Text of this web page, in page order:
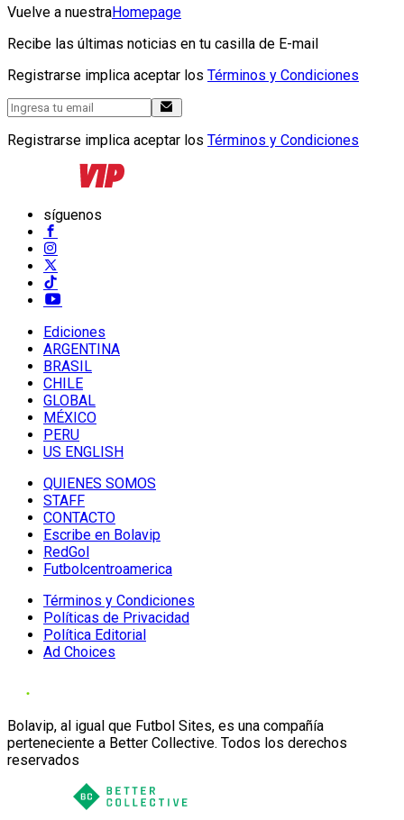
Vuelve a nuestraHomepage
Recibe las últimas noticias en tu casilla de E-mail
Registrarse implica aceptar los Términos y Condiciones
Registrarse implica aceptar los Términos y Condiciones
síguenos
Ediciones
ARGENTINA
BRASIL
CHILE
GLOBAL
MÉXICO
PERU
US ENGLISH
QUIENES SOMOS
STAFF
CONTACTO
Escribe en Bolavip
RedGol
Futbolcentroamerica
Términos y Condiciones
Políticas de Privacidad
Política Editorial
Ad Choices
Bolavip, al igual que Futbol Sites, es una compañía
perteneciente a Better Collective. Todos los derechos
reservados